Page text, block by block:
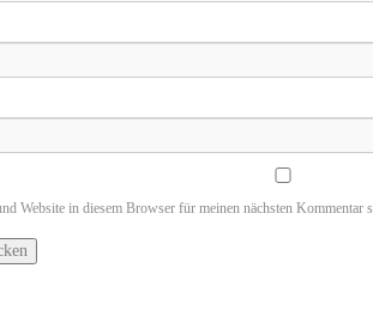
Website in diesem Browser für meinen nächsten Kommentar